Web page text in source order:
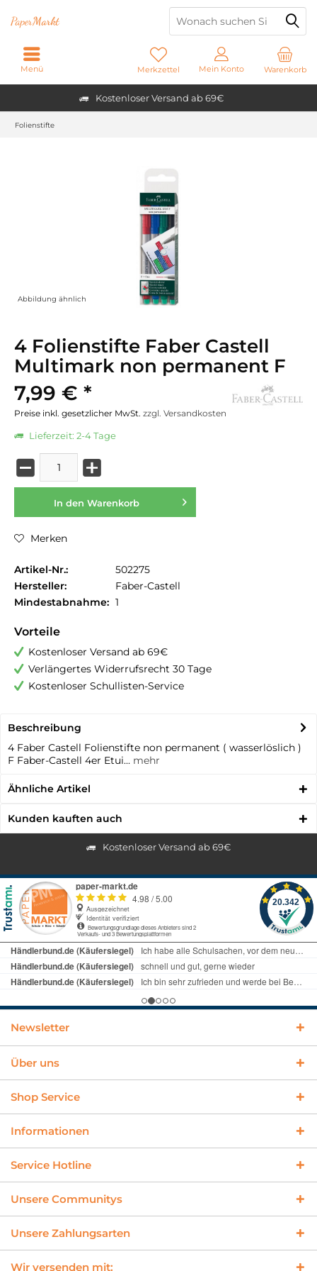
Kostenloser Versand ab 69€
PaperMarkt
Warenkorb
Merkzettel Mein Konto
Menü
Folienstifte
Abbildung ähnlich
4 Folienstifte Faber Castell
Multimark non permanent F
7,99 € *
Preise inkl. gesetzlicher MwSt. zzgl. Versandkosten
Lieferzeit: 2-4 Tage
In den Warenkorb
Merken
Artikel-Nr.:
502275
Hersteller:
Faber-Castell
Mindestabnahme: 1
Vorteile
Kostenloser Versand ab 69€
Verlängertes Widerrufsrecht 30 Tage
Kostenloser Schullisten-Service
Beschreibung
4 Faber Castell Folienstifte non permanent ( wasserlöslich )
F Faber-Castell 4er Etui... mehr
Ähnliche Artikel
Kunden kauften auch
Kostenloser Versand ab 69€
Newsletter
Über uns
Shop Service
Informationen
Service Hotline
Unsere Communitys
Unsere Zahlungsarten
Wir versenden mit: